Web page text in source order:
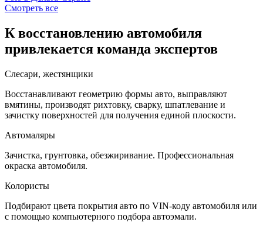
Смотреть все
К восстановлению автомобиля
привлекается команда экспертов
Слесари, жестянщики
Восстанавливают геометрию формы авто, выправляют
вмятины, производят рихтовку, сварку, шпатлевание и
зачистку поверхностей для получения единой плоскости.
Автомаляры
Зачистка, грунтовка, обезжиривание. Профессиональная
окраска автомобиля.
Колористы
Подбирают цвета покрытия авто по VIN-коду автомобиля или
с помощью компьютерного подбора автоэмали.